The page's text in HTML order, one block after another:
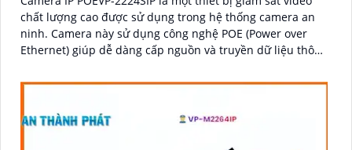
chất lượng cao được sử dụng trong hệ thống camera an
ninh. Camera này sử dụng công nghệ POE (Power over
Ethernet) giúp dễ dàng cấp nguồn và truyền dữ liệu thông